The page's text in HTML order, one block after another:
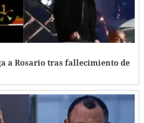
a Rosario tras fallecimiento de